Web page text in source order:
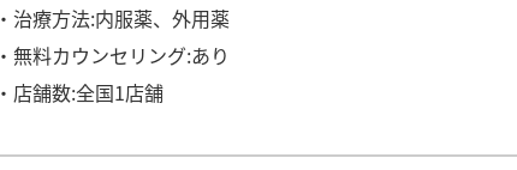
・治療方法:内服薬、外用薬
・無料カウンセリング:あり
・店舗数:全国1店舗